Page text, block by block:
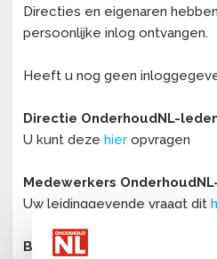
Directies en eigenaren
persoonlijke inlog ontvangen.
Heeft u nog geen
Directie OnderhoudNL-
U kunt deze hier opvragen
Medewerkers
Uw leidinggevende vraagt dit
Bent u nog geen